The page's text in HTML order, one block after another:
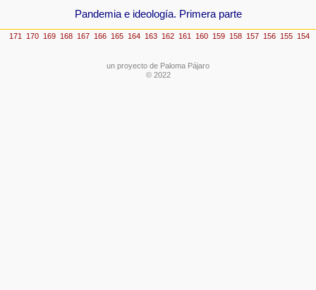
Pandemia e ideología. Primera parte
un proyecto de Paloma Pájaro
© 2022